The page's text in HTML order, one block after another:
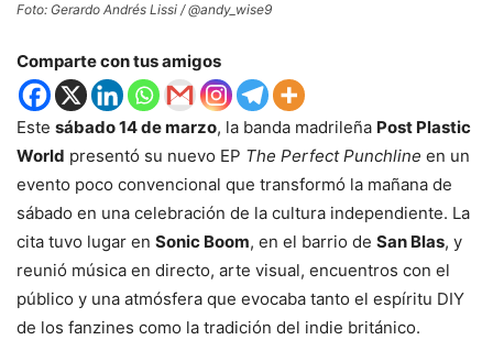
Foto: Gerardo Andrés Lissi / @andy_wise9
Comparte con tus amigos
Este sábado 14 de marzo, la banda madrileña Post Plastic
World presentó su nuevo EP The Perfect Punchline en un
evento poco convencional que transformó la mañana de
sábado en una celebración de la cultura independiente. La
cita tuvo lugar en Sonic Boom, en el barrio de San Blas, y
reunió música en directo, arte visual, encuentros con el
público y una atmósfera que evocaba tanto el espíritu DIY
de los fanzines como la tradición del indie británico.